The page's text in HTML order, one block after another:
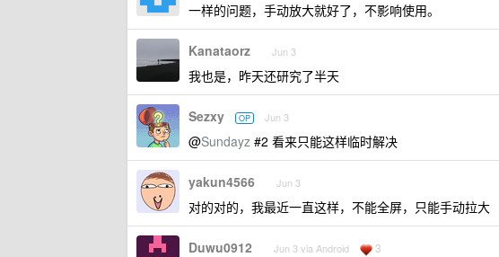
一样的问题，手动放大就好了，不影响使用。
Kanataorz Jun 3
我也是，昨天还研究了半天
Sezxy OP Jun 3
@Sundayz #2 看来只能这样临时解决
yakun4566 Jun 3
对的对的，我最近一直这样，不能全屏，只能手动拉大
Duwu0912 Jun 3 via Android 3